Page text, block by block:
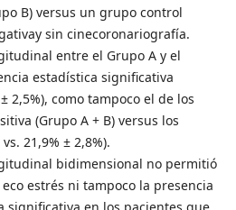
B) versus un grupo control
sin cinecoronariografía.
entre el Grupo A y el
estadística significativa
2,5%), como tampoco el de los
(Grupo A + B) versus los
21,9% ± 2,8%).
bidimensional no permitió
estrés ni tampoco la presencia